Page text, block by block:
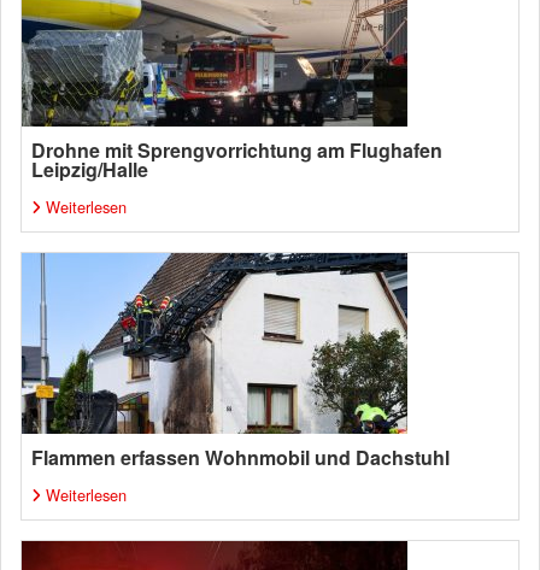
Drohne mit Sprengvorrichtung am Flughafen
Leipzig/Halle
Weiterlesen
Flammen erfassen Wohnmobil und Dachstuhl
Weiterlesen